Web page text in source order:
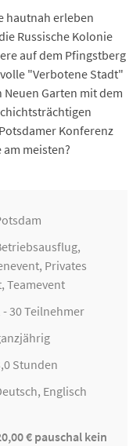
hautnah erleben
Russische Kolonie
auf dem Pfingstberg
"Verbotene Stadt"
Neuen Garten mit dem
Konferenz
am meisten?
,
, Privates
Teamevent
- 30 Teilnehmer
Stunden
Englisch
€ pauschal kein